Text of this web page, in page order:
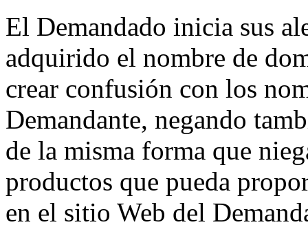
El Demandado inicia sus
adquirido el nombre de
crear confusión con los
Demandante, negando
de la misma forma que
productos que pueda
en el sitio Web del